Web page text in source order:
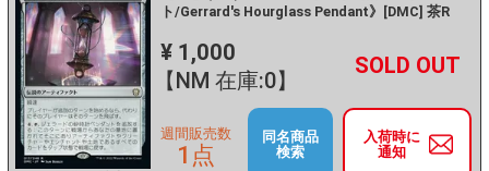
ト/Gerrard's Hourglass Pendant》[DMC] 茶R
¥ 1,000
【NM 在庫:0】
－ +
入荷時に
通知
週間販売数
1点
同名商品
検索